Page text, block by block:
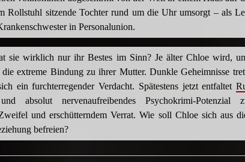
Rollstuhl sitzende Tochter rund um die Uhr umsorgt – als
in Personalunion.
sie wirklich nur ihr Bestes im Sinn? Je älter Chloe wird,
extreme Bindung zu ihrer Mutter. Dunkle Geheimnisse
ein furchterregender Verdacht. Spätestens jetzt entfaltet
absolut nervenaufreibendes Psychokrimi-Potenzial
und erschütterndem Verrat. Wie soll Chloe sich aus
befreien?